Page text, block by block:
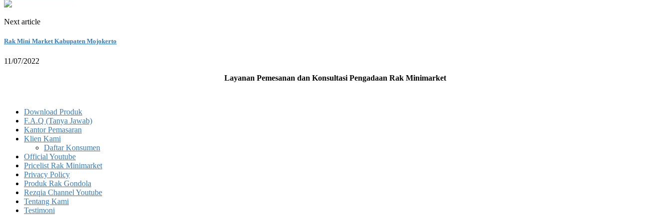
Next article
Rak Mini Market Kabupaten Mojokerto
11/07/2022
Layanan Pemesanan dan Konsultasi Pengadaan Rak Minimarket
Download Produk
F.A.Q (Tanya Jawab)
Kantor Pemasaran
Klien Kami
Daftar Konsumen
Official Youtube
Pricelist Rak Minimarket
Privacy Policy
Produk Rak Gondola
Rezqia Channel Youtube
Tentang Kami
Testimoni